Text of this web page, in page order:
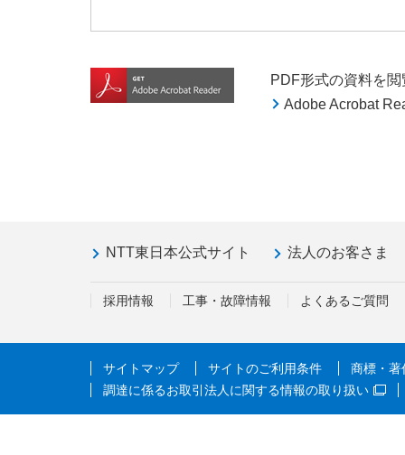
PDF形式の資料を
Adobe Acrobat
NTT東日本公式サイト 法人のお客さま
採用情報 工事・故障情報 よくあるご質問
サイトマップ サイトのご利用条件
商標・著
調達に係るお取引法人に関する情報の取り扱い